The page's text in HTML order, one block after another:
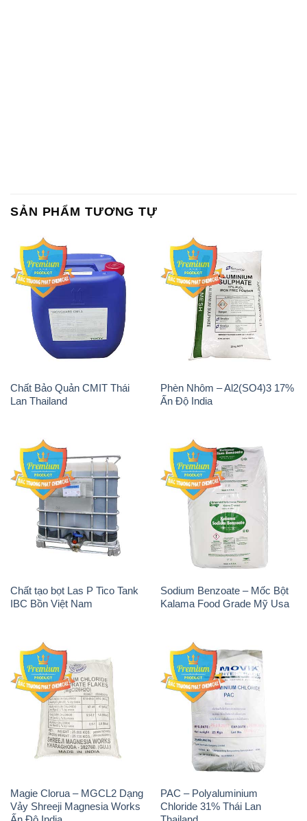
Chất Bảo Quản CMIT Thái
Lan Thailand
Phèn Nhôm – Al2(SO4)3 17%
Ấn Độ India
Chất tạo bọt Las P Tico Tank
IBC Bồn Việt Nam
Sodium Benzoate – Mốc Bột
Kalama Food Grade Mỹ Usa
Magie Clorua – MGCL2 Dạng
Vảy Shreeji Magnesia Works
Ấn Độ India
PAC – Polyaluminium
Chloride 31% Thái Lan
Thailand